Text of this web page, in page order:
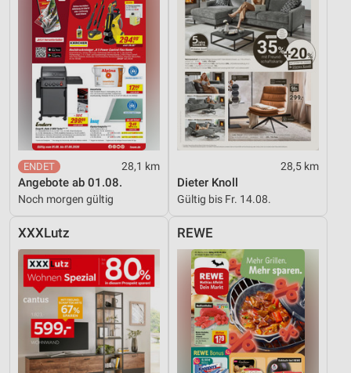
28,1 km
Angebote ab 01.08.
Noch morgen gültig
28,5 km
Dieter Knoll
Gültig bis Fr. 14.08.
XXXLutz REWE